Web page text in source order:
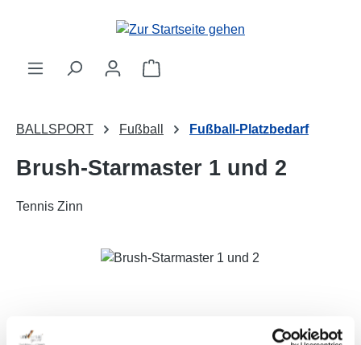
Zum Hauptinhalt springen
Warenkorb enthält 0 Positionen.
BALLSPORT Fußball Fußball-Platzbedarf
Brush-Starmaster 1 und 2
Tennis Zinn
Bildergalerie überspringen